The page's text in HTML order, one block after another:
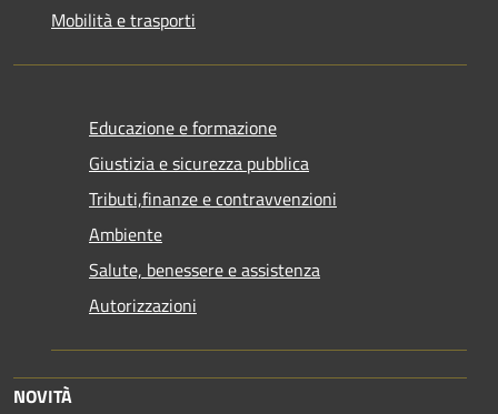
Mobilità e trasporti
Educazione e formazione
Giustizia e sicurezza pubblica
Tributi,finanze e contravvenzioni
Ambiente
Salute, benessere e assistenza
Autorizzazioni
NOVITÀ